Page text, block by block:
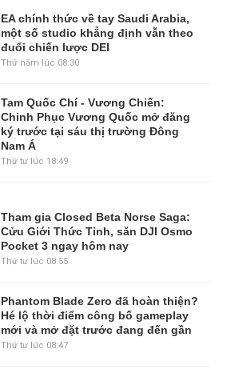
EA chính thức về tay Saudi Arabia,
một số studio khẳng định vẫn theo
đuổi chiến lược DEI
Thứ năm lúc 08:30
Tam Quốc Chí - Vương Chiến:
Chinh Phục Vương Quốc mở đăng
ký trước tại sáu thị trường Đông
Nam Á
Thứ tư lúc 18:49
Tham gia Closed Beta Norse Saga:
Cửu Giới Thức Tỉnh, săn DJI Osmo
Pocket 3 ngay hôm nay
Thứ tư lúc 08:55
Phantom Blade Zero đã hoàn thiện?
Hé lộ thời điểm công bố gameplay
mới và mở đặt trước đang đến gần
Thứ tư lúc 08:47